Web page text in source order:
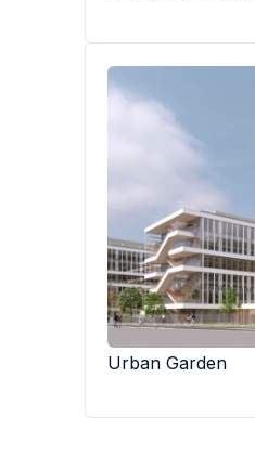
Urban Garden